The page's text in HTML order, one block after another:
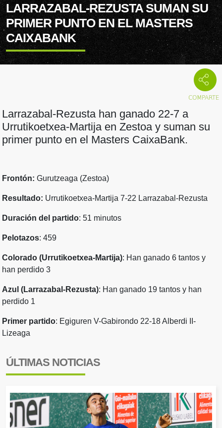
LARRAZABAL-REZUSTA SUMAN SU
PRIMER PUNTO EN EL MASTERS
CAIXABANK
Larrazabal-Rezusta han ganado 22-7 a
Urrutikoetxea-Martija en Zestoa y suman su
primer punto en el Masters CaixaBank.
Frontón: Gurutzeaga (Zestoa)
Resultado: Urrutikoetxea-Martija 7-22 Larrazabal-Rezusta
Duración del partido: 51 minutos
Pelotazos: 459
Colorado (Urrutikoetxea-Martija): Han ganado 6 tantos y
han perdido 3
Azul (Larrazabal-Rezusta): Han ganado 19 tantos y han
perdido 1
Primer partido: Egiguren V-Gabirondo 22-18 Alberdi II-
Lizeaga
ÚLTIMAS NOTICIAS